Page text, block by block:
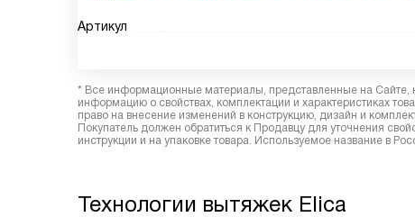
Артикул
* Все информационные материалы, представленные на Сайте,
информацию о свойствах, комплектации и характеристиках
право на внесение изменений в конструкцию, дизайн и
Покупатель должен обратиться к Продавцу для уточнения
инструкции и на упаковке товара. Используемое название в
Технологии вытяжек Elica